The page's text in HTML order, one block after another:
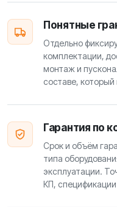
Понятные
Отдельно
комплектации,
монтаж и
составе,
Гарантия по
Срок и объём
типа
эксплуатации.
КП, спецификации